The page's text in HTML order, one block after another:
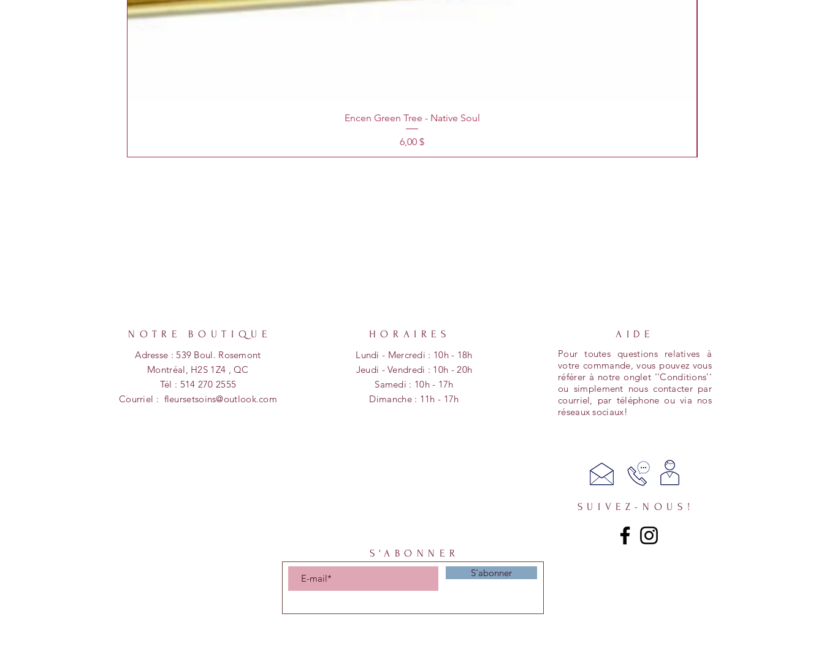
Encen Green Tree - Native Soul
Prix
6,00 $
NOTRE BOUTIQUE
Adresse : 539 Boul. Rosemont
Montréal, H2S 1Z4 , QC
Tél : 514 270 2555
Courriel : fleursetsoins@outlook.com
HORAIRES
Lundi - Mercredi : 10h - 18h
​​Jeudi - Vendredi : 10h - 20h
​Samedi : 10h - 17h
Dimanche : 11h - 17h
AIDE
Pour toutes questions relatives à
votre commande, vous pouvez vous
référer à notre onglet ''Conditions''
ou simplement nous contacter par
courriel, par téléphone ou via nos
réseaux sociaux!
SUIVEZ-NOUS!
S'ABONNER
S'abonner